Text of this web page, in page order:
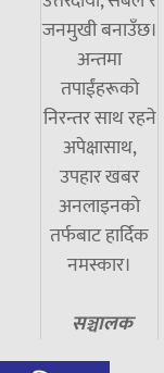
जनमुखी बनाउँछ।
अन्तमा
तपाईंहरूको
निरन्तर साथ रहने
अपेक्षासाथ,
उपहार खबर
अनलाइनको
तर्फबाट हार्दिक
नमस्कार।
सञ्चालक